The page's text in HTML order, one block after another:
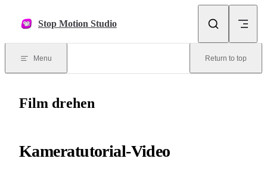
Stop Motion Studio
Menu Return to top
Film drehen
Kameratutorial-Video